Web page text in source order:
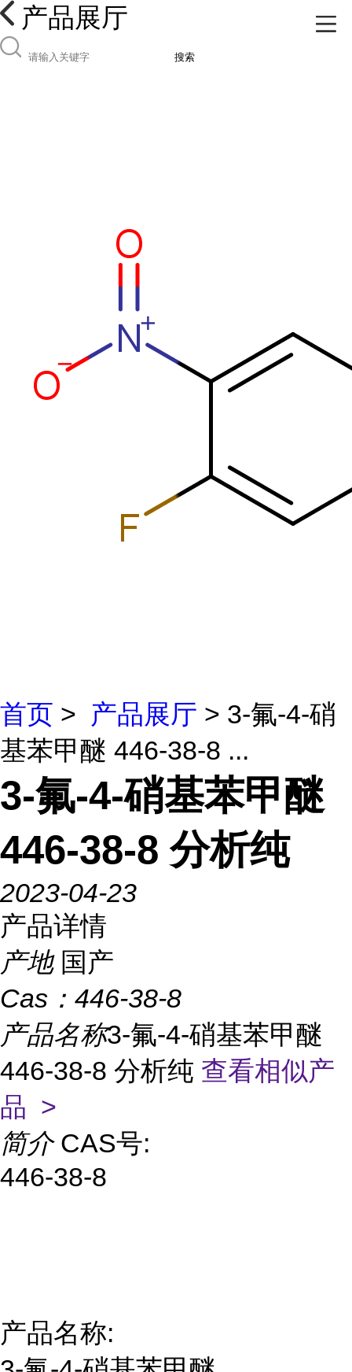
产品展厅
搜索
首页 > 产品展厅 > 3-氟-4-硝
基苯甲醚 446-38-8 ...
3-氟-4-硝基苯甲醚
446-38-8 分析纯
2023-04-23
产品详情
产地 国产
Cas： 446-38-8
产品名称3-氟-4-硝基苯甲醚
446-38-8 分析纯 查看相似产
品 >
简介 CAS号:
446-38-8
产品名称: